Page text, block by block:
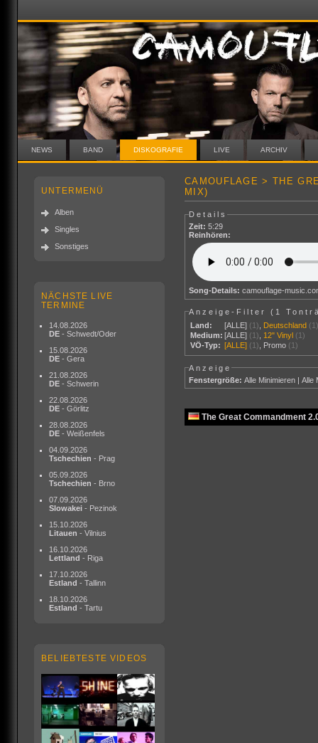
NEWS BAND DISKOGRAFIE LIVE ARCHIV
UNTERMENÜ
Alben
Singles
Sonstiges
NÄCHSTE LIVE
TERMINE
14.08.2026
DE - Schwedt/Oder
15.08.2026
DE - Gera
21.08.2026
DE - Schwerin
22.08.2026
DE - Görlitz
28.08.2026
DE - Weißenfels
04.09.2026
Tschechien - Prag
05.09.2026
Tschechien - Brno
07.09.2026
Slowakei - Pezinok
15.10.2026
Litauen - Vilnius
16.10.2026
Lettland - Riga
17.10.2026
Estland - Tallinn
18.10.2026
Estland - Tartu
BELIEBTESTE VIDEOS
CAMOUFLAGE > THE
MIX)
Details
Zeit: 5:29
Reinhören:
Song-Details: camouflage-
Anzeige-Filter ( 1
Land:
[ALLE] (1) Deutschland
Medium: [ALLE] (1) 12" Vinyl (1)
VÖ-Typ: [ALLE] (1) Promo (1)
Anzeige
Fenstergröße: Alle Minimieren |Alle
The Great Commandment